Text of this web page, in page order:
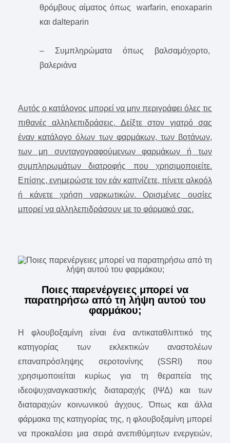
θρόμβους αίματος όπως warfarin, enoxaparin
και dalteparin
– Συμπληρώματα όπως βαλσαμόχορτο,
βαλεριάνα
Αυτός ο κατάλογος μπορεί να μην περιγράφει όλες τις
πιθανές αλληλεπιδράσεις. Δείξτε στον γιατρό σας
έναν κατάλογο όλων των φαρμάκων, των βοτάνων,
των μη συνταγογραφούμενων φαρμάκων ή των
συμπληρωμάτων διατροφής που χρησιμοποιείτε.
Επίσης, ενημερώστε τον εάν καπνίζετε, πίνετε αλκοόλ
ή κάνετε χρήση ναρκωτικών. Ορισμένες ουσίες
μπορεί να αλληλεπιδράσουν με το φάρμακό σας.
Ποιες παρενέργειες μπορεί να
παρατηρήσω από τη λήψη αυτού του
φαρμάκου;
Η φλουβοξαμίνη είναι ένα αντικαταθλιπτικό της
κατηγορίας των εκλεκτικών αναστολέων
επαναπρόσληψης σεροτονίνης (SSRI) που
χρησιμοποιείται κυρίως για τη θεραπεία της
ιδεοψυχαναγκαστικής διαταραχής (ΙΨΔ) και των
διαταραχών κοινωνικού άγχους. Όπως και άλλα
φάρμακα της κατηγορίας της, η φλουβοξαμίνη μπορεί
να προκαλέσει μια σειρά ανεπιθύμητων ενεργειών,